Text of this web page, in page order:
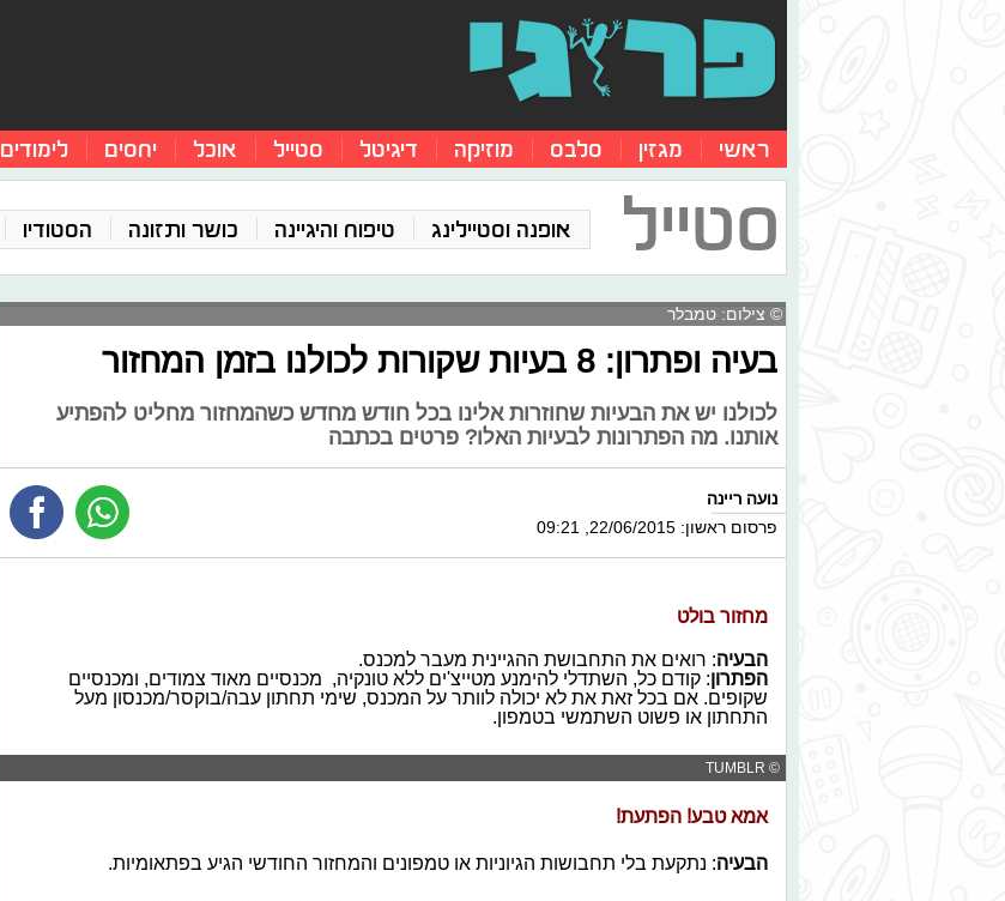
ראשי מגזין סלבס מוזיקה דיגיטל סטייל אוכל יחסים לימודים
סטייל אופנה וסטיילינג טיפוח והיגיינה כושר ותזונה הסטודיו
© צילום: טמבלר
בעיה ופתרון: 8 בעיות שקורות לכולנו בזמן המחזור
לכולנו יש את הבעיות שחוזרות אלינו בכל חודש מחדש כשהמחזור מחליט להפתיע
אותנו. מה הפתרונות לבעיות האלו? פרטים בכתבה
נועה ריינה
פרסום ראשון: 22/06/2015, 09:21
מחזור בולט
הבעיה: רואים את התחבושת ההגיינית מעבר למכנס.
הפתרון: קודם כל, השתדלי להימנע מטייצ'ים ללא טונקיה, מכנסיים מאוד צמודים, ומכנסיים
שקופים. אם בכל זאת את לא יכולה לוותר על המכנס, שימי תחתון עבה/בוקסר/מכנסון מעל
התחתון או פשוט השתמשי בטמפון.
© TUMBLR
אמא טבע! הפתעת!
הבעיה: נתקעת בלי תחבושות הגיוניות או טמפונים והמחזור החודשי הגיע בפתאומיות.